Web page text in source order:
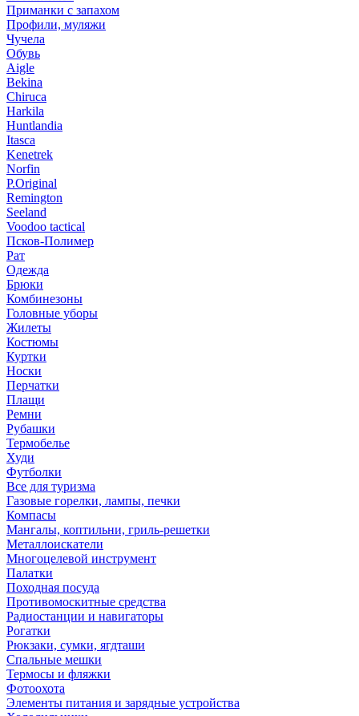
Приманки с запахом
Профили, муляжи
Чучела
Обувь
Aigle
Bekina
Chiruсa
Harkila
Huntlandia
Itasca
Kenetrek
Norfin
P.Original
Remington
Seeland
Voodoo tactical
Псков-Полимер
Рат
Одежда
Брюки
Комбинезоны
Головные уборы
Жилеты
Костюмы
Куртки
Носки
Перчатки
Плащи
Ремни
Рубашки
Термобелье
Худи
Футболки
Все для туризма
Газовые горелки, лампы, печки
Компасы
Мангалы, коптильни, гриль-решетки
Металлоискатели
Многоцелевой инструмент
Палатки
Походная посуда
Противомоскитные средства
Радиостанции и навигаторы
Рогатки
Рюкзаки, сумки, ягдташи
Спальные мешки
Термосы и фляжки
Фотоохота
Элементы питания и зарядные устройства